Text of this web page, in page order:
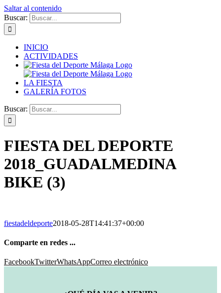
Saltar al contenido
Buscar:
INICIO
ACTIVIDADES
LA FIESTA
GALERÍA FOTOS
Buscar:
FIESTA DEL DEPORTE
2018_GUADALMEDINA
BIKE (3)
fiestadeldeporte2018-05-28T14:41:37+00:00
Comparte en redes ...
FacebookTwitterWhatsAppCorreo electrónico